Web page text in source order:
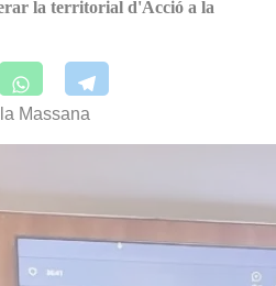
la territorial d'Acció a la
Massana